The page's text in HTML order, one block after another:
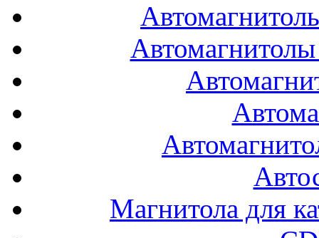
Магнитола для